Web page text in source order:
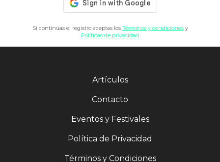
Si continúas el registro aceptas los Términos y condicionesy
Políticas de privacidad
Artículos
Contacto
Eventos y Festivales
Política de Privacidad
Términos y Condiciones